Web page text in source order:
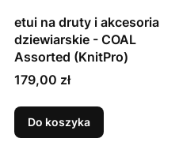
etui na druty i akcesoria
dziewiarskie - COAL
Assorted (KnitPro)
Cena
179,00 zł
Do koszyka